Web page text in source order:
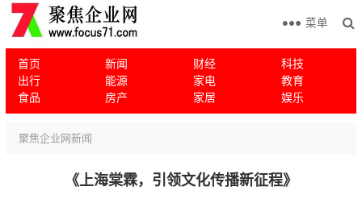
首页 新闻 财经
科技
出行
能源 家电
教育
食品
房产 家居 娱乐
菜单
聚焦企业网新闻
《上海棠霖，引领文化传播新征程》